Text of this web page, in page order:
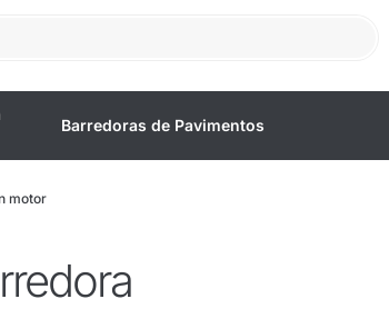
Barredoras de Pavimentos
motor